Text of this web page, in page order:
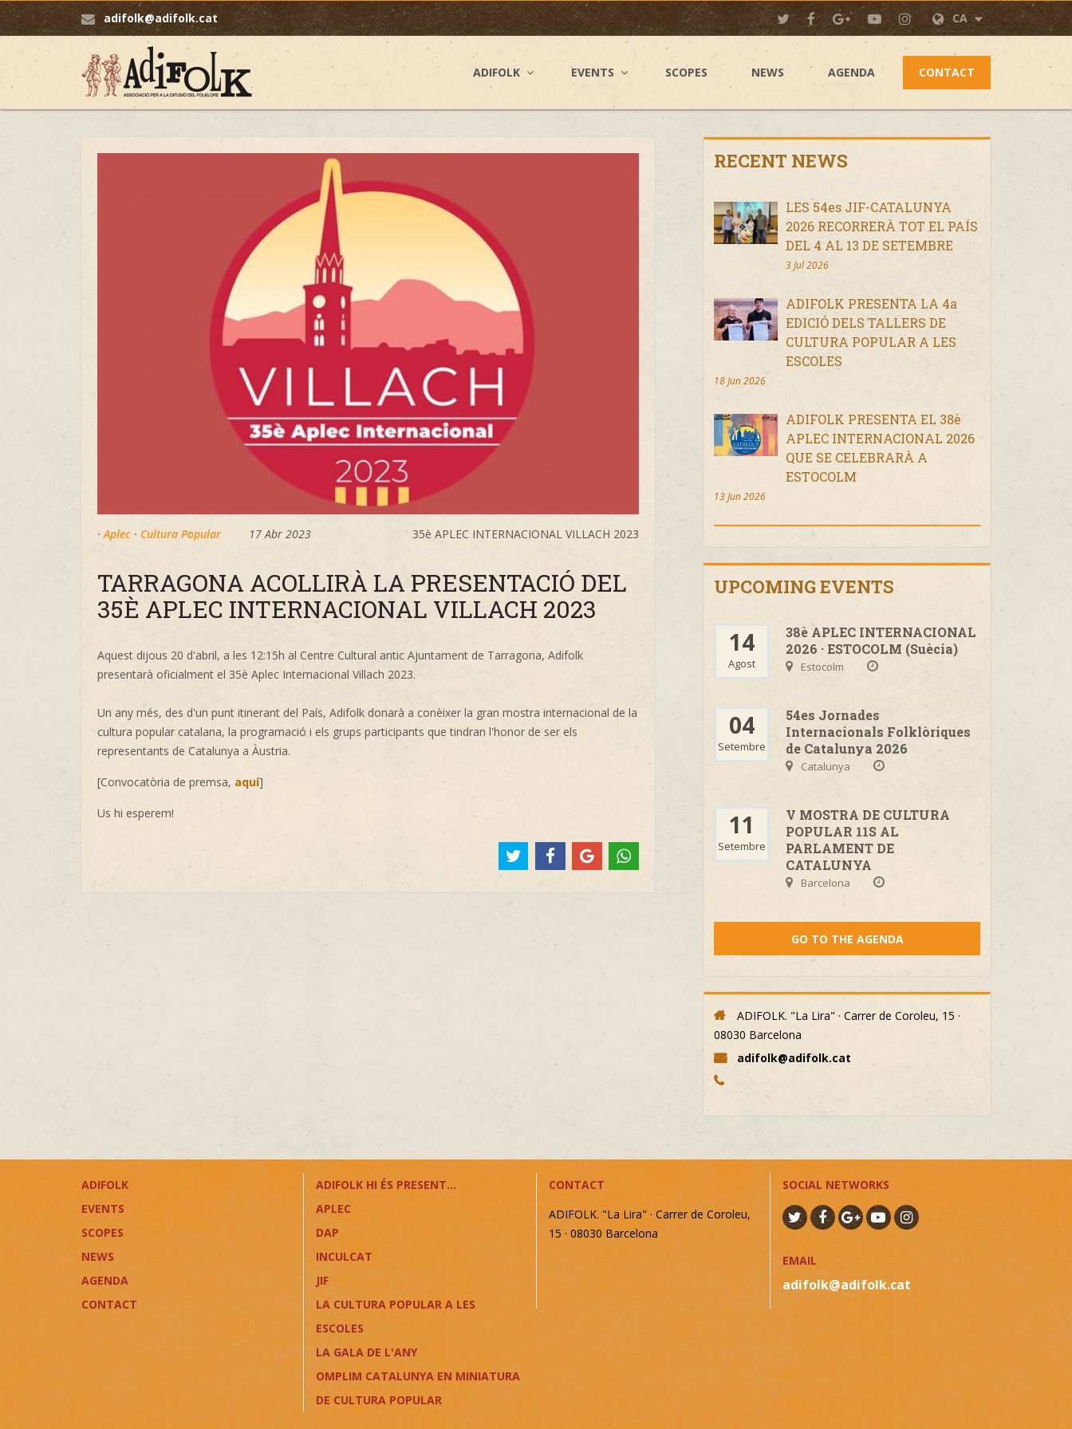
adifolk@adifolk.cat CA
ADIFOLK EVENTS SCOPES NEWS AGENDA CONTACT
35è APLEC INTERNACIONAL VILLACH 2023
· Aplec · Cultura Popular 17 Abr 2023
TARRAGONA ACOLLIRÀ LA PRESENTACIÓ DEL
35È APLEC INTERNACIONAL VILLACH 2023
Aquest dijous 20 d'abril, a les 12:15h al Centre Cultural antic Ajuntament de Tarragona, Adifolk
presentarà oficialment el 35è Aplec Internacional Villach 2023.
Un any més, des d'un punt itinerant del País, Adifolk donarà a conèixer la gran mostra internacional de la
cultura popular catalana, la programació i els grups participants que tindran l'honor de ser els
representants de Catalunya a Àustria.
[Convocatòria de premsa, aquí]
Us hi esperem!
RECENT NEWS
LES 54es JIF-CATALUNYA
2026 RECORRERÀ TOT EL PAÍS
DEL 4 AL 13 DE SETEMBRE
3 Jul 2026
ADIFOLK PRESENTA LA 4a
EDICIÓ DELS TALLERS DE
CULTURA POPULAR A LES
ESCOLES
18 Jun 2026
ADIFOLK PRESENTA EL 38è
APLEC INTERNACIONAL 2026
QUE SE CELEBRARÀ A
ESTOCOLM
13 Jun 2026
UPCOMING EVENTS
14
Agost
38è APLEC INTERNACIONAL
2026 · ESTOCOLM (Suècia)
Estocolm
04
Setembre
54es Jornades
Internacionals Folklòriques
de Catalunya 2026
Catalunya
11
Setembre
V MOSTRA DE CULTURA
POPULAR 11S AL
PARLAMENT DE
CATALUNYA
Barcelona
GO TO THE AGENDA
ADIFOLK. "La Lira" · Carrer de Coroleu, 15 ·
08030 Barcelona
adifolk@adifolk.cat
ADIFOLK
EVENTS
SCOPES
NEWS
AGENDA
CONTACT
ADIFOLK HI ÉS PRESENT...
APLEC
DAP
INCULCAT
JIF
LA CULTURA POPULAR A LES
ESCOLES
LA GALA DE L'ANY
OMPLIM CATALUNYA EN MINIATURA
DE CULTURA POPULAR
CONTACT
ADIFOLK. "La Lira" · Carrer de Coroleu,
15 · 08030 Barcelona
SOCIAL NETWORKS
EMAIL
adifolk@adifolk.cat